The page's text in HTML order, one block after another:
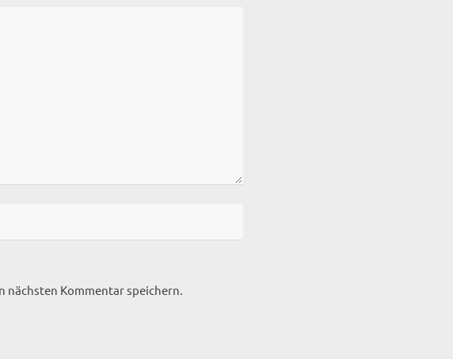
nächsten Kommentar speichern.